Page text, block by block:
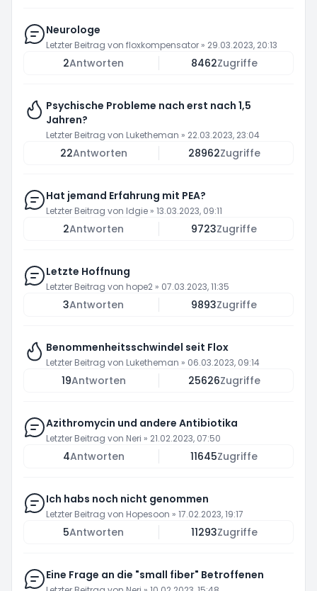
Neurologe
Letzter Beitrag von floxkompensator » 29.03.2023, 20:13
2Antworten 8462Zugriffe
Psychische Probleme nach erst nach 1,5
Jahren?
Letzter Beitrag von Luketheman » 22.03.2023, 23:04
22Antworten 28962Zugriffe
Hat jemand Erfahrung mit PEA?
Letzter Beitrag von Idgie » 13.03.2023, 09:11
2Antworten 9723Zugriffe
Letzte Hoffnung
Letzter Beitrag von hope2 » 07.03.2023, 11:35
3Antworten 9893Zugriffe
Benommenheitsschwindel seit Flox
Letzter Beitrag von Luketheman » 06.03.2023, 09:14
19Antworten 25626Zugriffe
Azithromycin und andere Antibiotika
Letzter Beitrag von Neri » 21.02.2023, 07:50
4Antworten 11645Zugriffe
Ich habs noch nicht genommen
Letzter Beitrag von Hopesoon » 17.02.2023, 19:17
5Antworten 11293Zugriffe
Eine Frage an die "small fiber" Betroffenen